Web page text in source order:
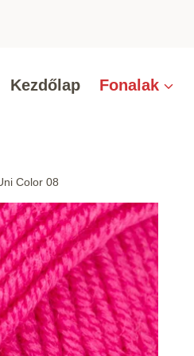
Kezdőlap Fonalak
Color 08